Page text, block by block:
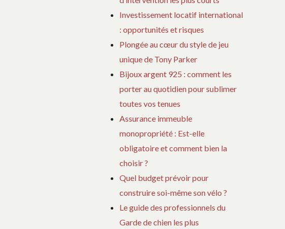
Investissement locatif international
: opportunités et risques
Plongée au cœur du style de jeu
unique de Tony Parker
Bijoux argent 925 : comment les
porter au quotidien pour sublimer
toutes vos tenues
Assurance immeuble
monopropriété : Est-elle
obligatoire et comment bien la
choisir ?
Quel budget prévoir pour
construire soi-même son vélo ?
Le guide des professionnels du
Garde de chien les plus